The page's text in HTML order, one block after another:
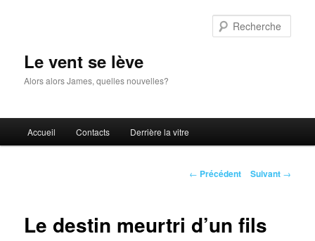
Le vent se lève
Alors alors James, quelles nouvelles?
principal
Accueil Contacts Derrière la vitre
Navigation
← Précédent Suivant →
Le destin meurtri d’un fils